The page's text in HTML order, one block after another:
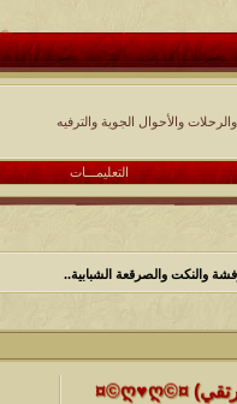
والأحوال الجوية والترفيه
التعليمـــات
والنكت والصرقعة الشبابية..
(حصرياً)¤©ღ♥ღ©¤(مجلة الملتقى) ღ♥2012♥ღ (نلتقي لنرتقي) ¤©ღ♥ღ©¤